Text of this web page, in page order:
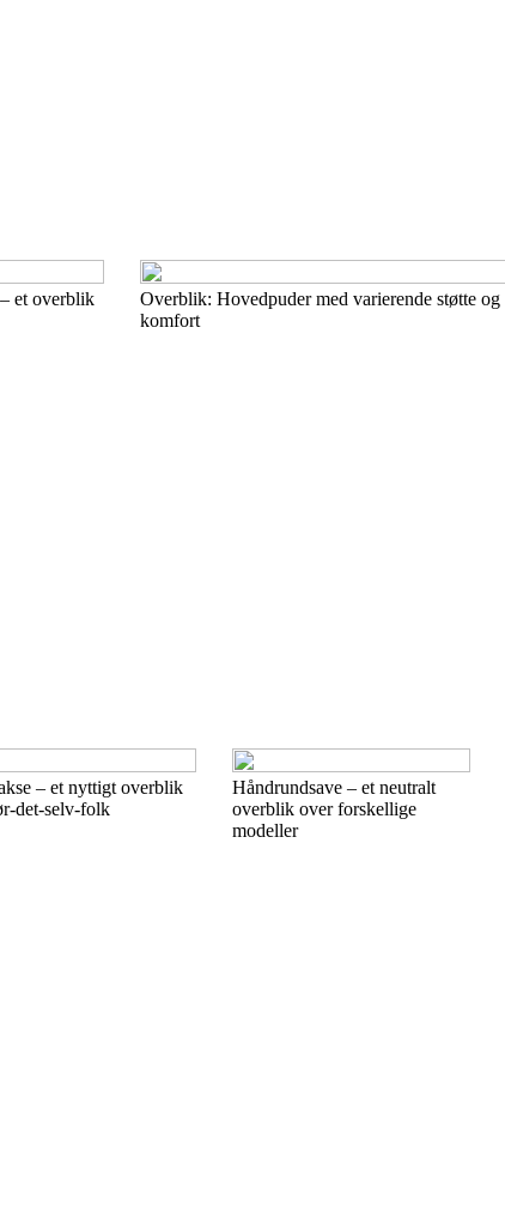
et overblik
Overblik: Hovedpuder med varierende støtte og
komfort
– et nyttigt overblik
det-selv-folk
Håndrundsave – et neutralt
overblik over forskellige
modeller